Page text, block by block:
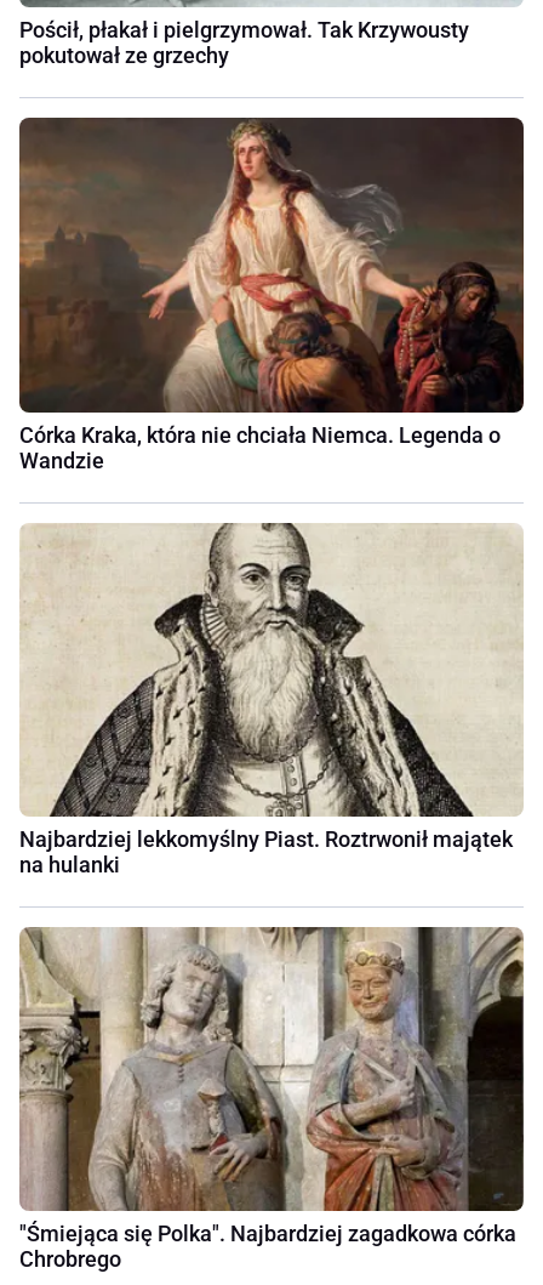
Pościł, płakał i pielgrzymował. Tak Krzywousty
pokutował ze grzechy
Córka Kraka, która nie chciała Niemca. Legenda o
Wandzie
Najbardziej lekkomyślny Piast. Roztrwonił majątek
na hulanki
"Śmiejąca się Polka". Najbardziej zagadkowa córka
Chrobrego